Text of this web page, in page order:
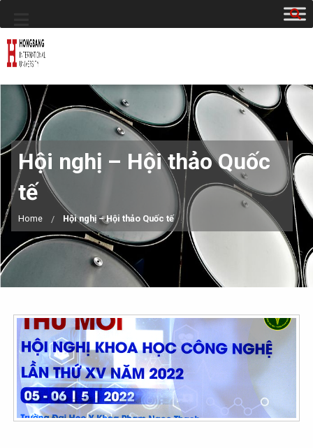
Hội nghị – Hội thảo Quốc
tế
Home Hội nghị – Hội thảo Quốc tế